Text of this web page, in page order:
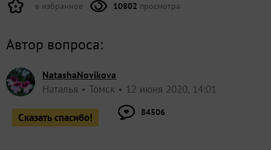
в избранное 10802 просмотра
Автор вопроса:
NatashaNovikova
Наталья Томск 12 июня 2020, 14:01
Сказать спасибо! 84506